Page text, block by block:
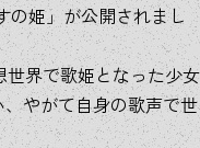
の姫」が公開されまし
界で歌姫となった少女
やがて自身の歌声で世